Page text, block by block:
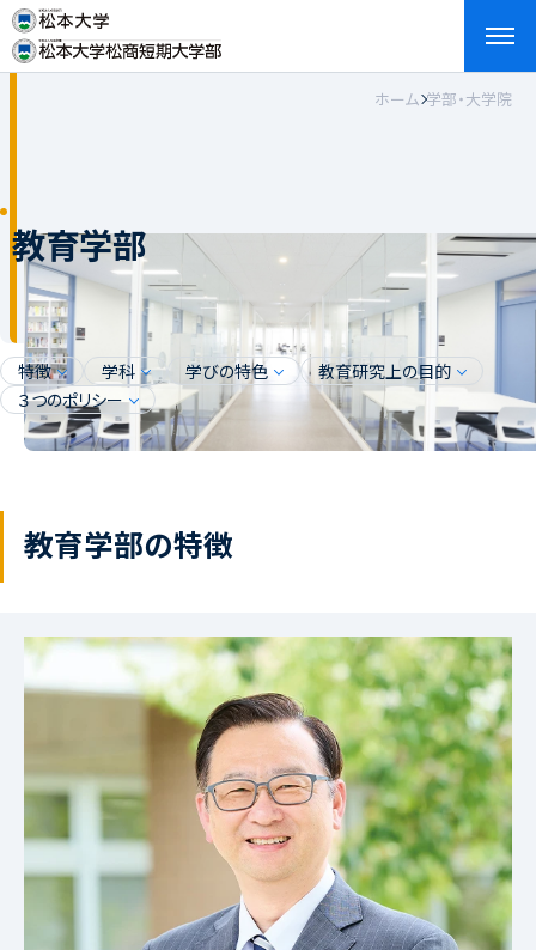
English
ホーム 学部・大学院
教育学部
特徴 学科 学びの特色
教育研究上の目的
３つのポリシー
教育学部の特徴